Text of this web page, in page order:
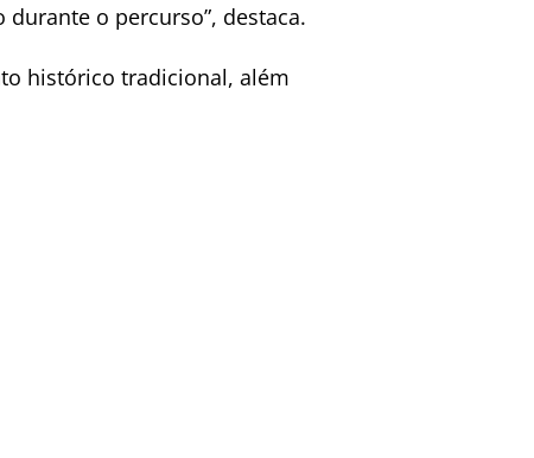
o percurso”, destaca.
histórico tradicional, além